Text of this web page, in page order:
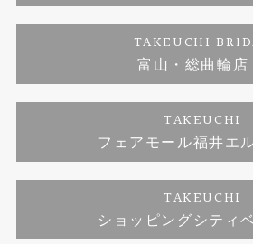
福井工房｜手作り婚約指輪プロポーズプ
TAKEUCHI
富山・総曲輪店
TAKEUCHI
フェアモール福井エ
TAKEUCHI
ショッピングシティ